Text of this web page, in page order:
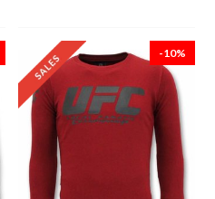
-10%